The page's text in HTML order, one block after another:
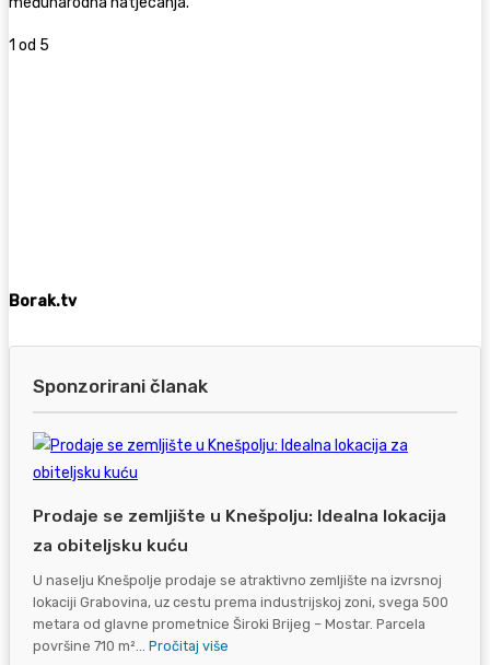
1 od 5
Borak.tv
Sponzorirani članak
Prodaje se zemljište u Knešpolju: Idealna lokacija
za obiteljsku kuću
U naselju Knešpolje prodaje se atraktivno zemljište na izvrsnoj
lokaciji Grabovina, uz cestu prema industrijskoj zoni, svega 500
metara od glavne prometnice Široki Brijeg – Mostar. Parcela
površine 710 m²... Pročitaj više